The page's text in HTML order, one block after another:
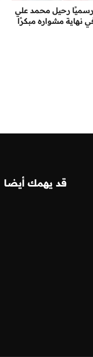
رسميًا رحيل محمد علي
نهاية مشواره مبكرًا
قد يهمك أيضا